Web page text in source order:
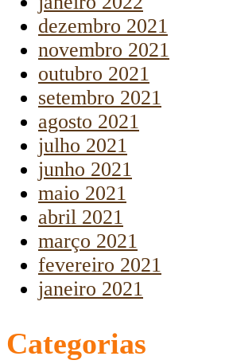
dezembro 2021
novembro 2021
outubro 2021
setembro 2021
agosto 2021
julho 2021
junho 2021
maio 2021
abril 2021
março 2021
fevereiro 2021
janeiro 2021
Categorias